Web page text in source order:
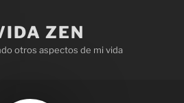
ZEN
otros aspectos de mi vida